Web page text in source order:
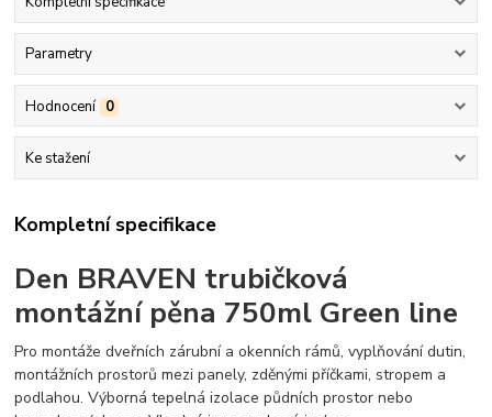
Parametry
Hodnocení 0
Ke stažení
Kompletní specifikace
Den BRAVEN trubičková
montážní pěna 750ml Green line
Pro montáže dveřních zárubní a okenních rámů, vyplňování dutin,
montážních prostorů mezi panely, zděnými příčkami, stropem a
podlahou. Výborná tepelná izolace půdních prostor nebo